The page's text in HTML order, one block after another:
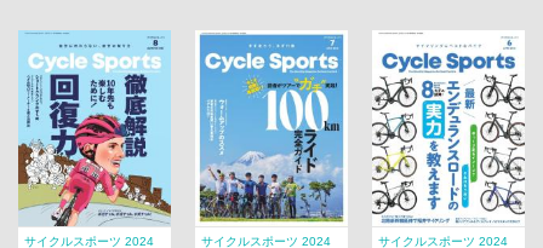
サイクルスポーツ 2024
サイクルスポーツ 2024
サイクルスポーツ 2024